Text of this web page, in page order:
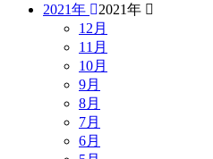
2021年
2021年
12月
11月
10月
9月
8月
7月
6月